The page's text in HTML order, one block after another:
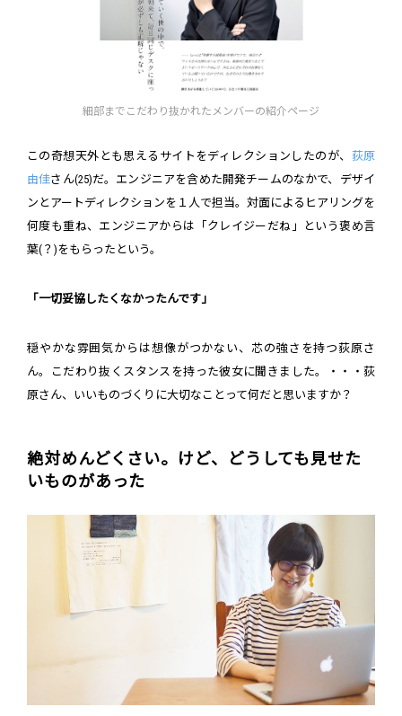
細部までこだわり抜かれたメンバーの紹介ページ
この奇想天外とも思えるサイトをディレクションしたのが、 荻原
由佳さん(25)だ。エンジニアを含めた開発チームのなかで、デザイ
ンとアートディレクションを１人で担当。対面によるヒアリングを
何度も重ね、エンジニアからは「クレイジーだね」という褒め言
葉(？)をもらったという。
「一切妥協したくなかったんです」
穏やかな雰囲気からは想像がつかない、芯の強さを持つ荻原さ
ん。こだわり抜くスタンスを持った彼女に聞きました。・・・荻
原さん、いいものづくりに大切なことって何だと思いますか？
絶対めんどくさい。けど、どうしても見せた
いものがあった